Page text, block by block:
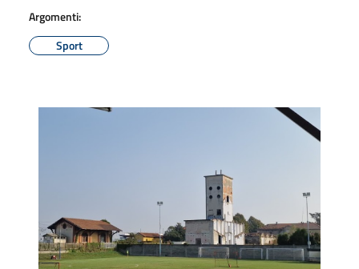
Argomenti:
Sport